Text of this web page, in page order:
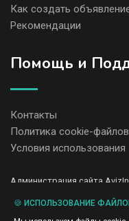
Как создать
Рекомендации
Помощь и
Контакты
Политика cookie-файлов
Условия использования
Администрация сайта
Мы ценим
🍪 ИСПОЛЬЗОВАНИЕ ФАЙЛОВ